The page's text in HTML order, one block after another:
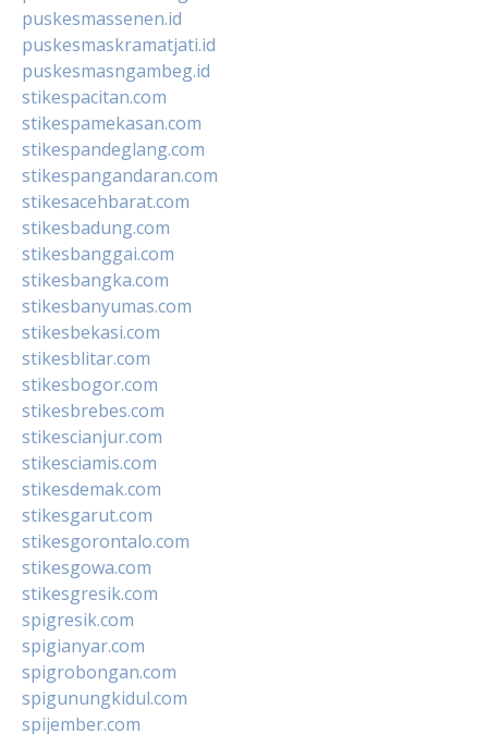
puskesmassenen.id
puskesmaskramatjati.id
puskesmasngambeg.id
stikespacitan.com
stikespamekasan.com
stikespandeglang.com
stikespangandaran.com
stikesacehbarat.com
stikesbadung.com
stikesbanggai.com
stikesbangka.com
stikesbanyumas.com
stikesbekasi.com
stikesblitar.com
stikesbogor.com
stikesbrebes.com
stikescianjur.com
stikesciamis.com
stikesdemak.com
stikesgarut.com
stikesgorontalo.com
stikesgowa.com
stikesgresik.com
spigresik.com
spigianyar.com
spigrobongan.com
spigunungkidul.com
spijember.com